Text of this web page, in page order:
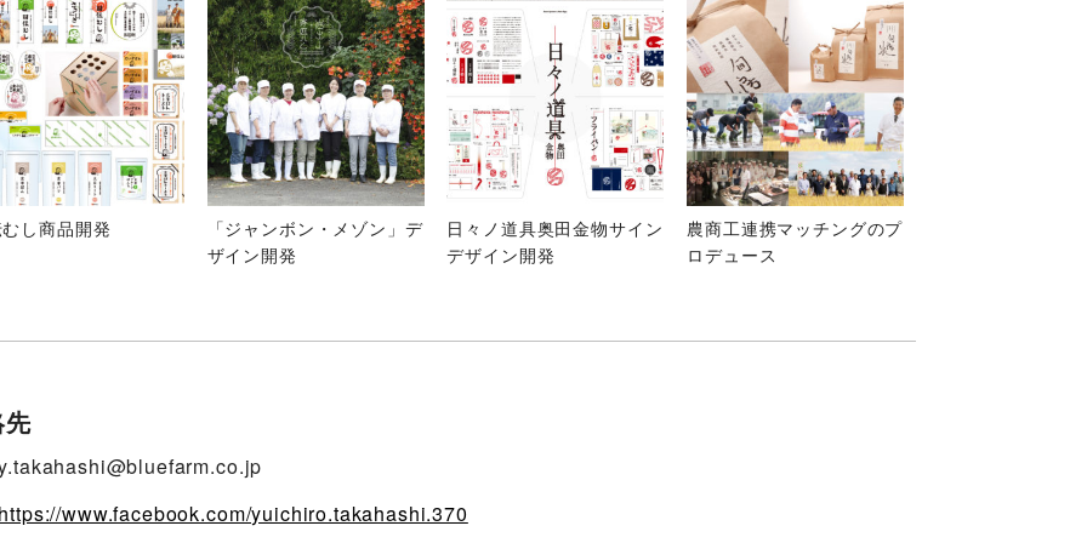
し商品開発
「ジャンボン・メゾン」デ
ザイン開発
日々ノ道具奥田金物サイン
デザイン開発
農商工連携マッチングのプ
ロデュース
www.facebook.com/yuichiro.takahashi.370